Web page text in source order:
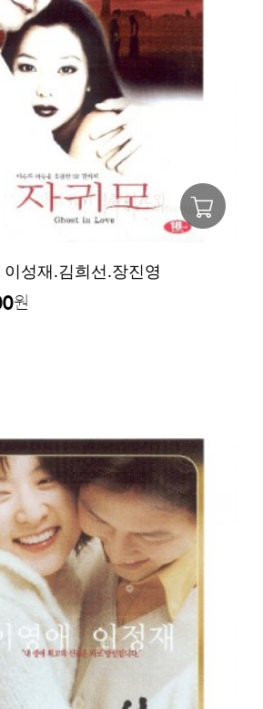
성재.김희선.장진영
원